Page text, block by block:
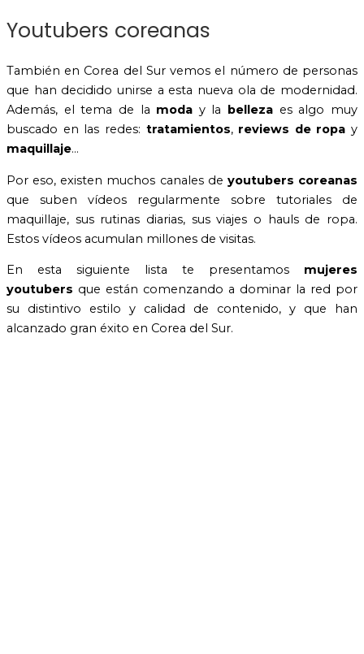
Youtubers coreanas
También en Corea del Sur vemos el número de personas
que han decidido unirse a esta nueva ola de modernidad.
Además, el tema de la moda y la belleza es algo muy
buscado en las redes: tratamientos, reviews de ropa y
maquillaje…
Por eso, existen muchos canales de youtubers coreanas
que suben vídeos regularmente sobre tutoriales de
maquillaje, sus rutinas diarias, sus viajes o hauls de ropa.
Estos vídeos acumulan millones de visitas.
En esta siguiente lista te presentamos mujeres
youtubers que están comenzando a dominar la red por
su distintivo estilo y calidad de contenido, y que han
alcanzado gran éxito en Corea del Sur.